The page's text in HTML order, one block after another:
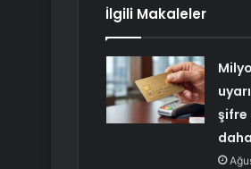
İlgili Makaleler
şifre